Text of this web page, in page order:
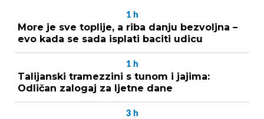
1 h
More je sve toplije, a riba danju bezvoljna –
evo kada se sada isplati baciti udicu
1 h
Talijanski tramezzini s tunom i jajima:
Odličan zalogaj za ljetne dane
3 h